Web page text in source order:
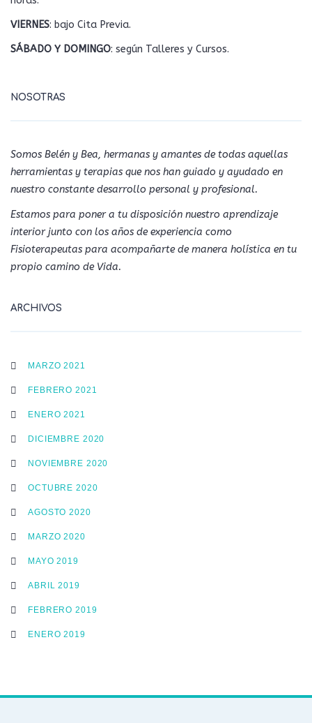
VIERNES: bajo Cita Previa.
SÁBADO Y DOMINGO: según Talleres y Cursos.
NOSOTRAS
Somos Belén y Bea, hermanas y amantes de todas aquellas
herramientas y terapias que nos han guiado y ayudado en
nuestro constante desarrollo personal y profesional.
Estamos para poner a tu disposición nuestro aprendizaje
interior junto con los años de experiencia como
Fisioterapeutas para acompañarte de manera holística en tu
propio camino de Vida.
ARCHIVOS
MARZO 2021
FEBRERO 2021
ENERO 2021
DICIEMBRE 2020
NOVIEMBRE 2020
OCTUBRE 2020
AGOSTO 2020
MARZO 2020
MAYO 2019
ABRIL 2019
FEBRERO 2019
ENERO 2019